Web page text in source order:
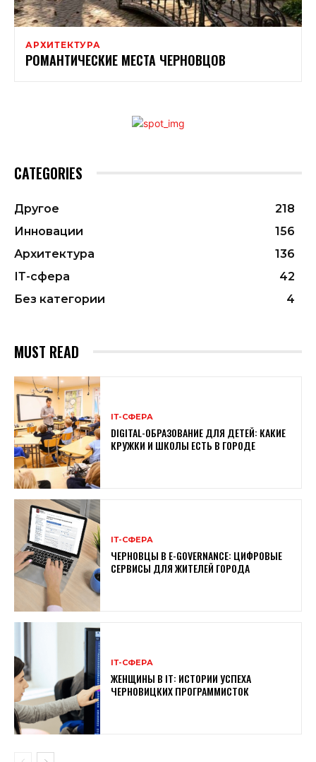
АРХИТЕКТУРА
РОМАНТИЧЕСКИЕ МЕСТА ЧЕРНОВЦОВ
CATEGORIES
Другое
218
Инновации
156
Архитектура
136
ІТ-сфера
42
Без категории
4
MUST READ
ІТ-СФЕРА
DIGITAL-ОБРАЗОВАНИЕ ДЛЯ ДЕТЕЙ: КАКИЕ
КРУЖКИ И ШКОЛЫ ЕСТЬ В ГОРОДЕ
ІТ-СФЕРА
ЧЕРНОВЦЫ В E-GOVERNANCE: ЦИФРОВЫЕ
СЕРВИСЫ ДЛЯ ЖИТЕЛЕЙ ГОРОДА
ІТ-СФЕРА
ЖЕНЩИНЫ В ІТ: ИСТОРИИ УСПЕХА
ЧЕРНОВИЦКИХ ПРОГРАММИСТОК